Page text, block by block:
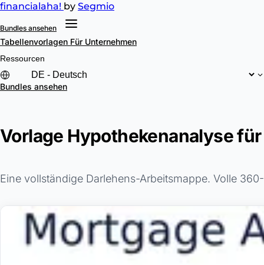
financialaha! by Segmio
Bundles ansehen
Tabellenvorlagen Für Unternehmen
Ressourcen
Bundles ansehen
Vorlage Hypothekenanalyse
Eine vollständige Darlehens-Arbeitsmappe. Volle